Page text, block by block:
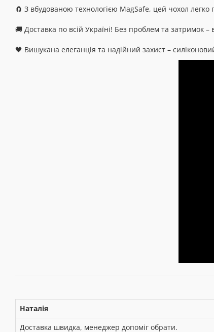
🧲 З вбудованою технологією MagSafe, цей чохол
🚚 Доставка по всій Україні! Без проблем та
🖤 Вишукана елеганція та надійний захист –
Наталія
Доставка швидка, менеджер допоміг обрати.